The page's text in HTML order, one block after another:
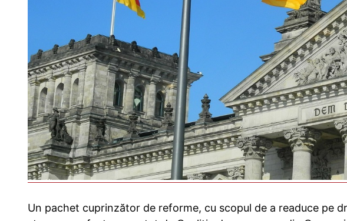
Un pachet cuprinzător de reforme, cu scopul de a readuce pe